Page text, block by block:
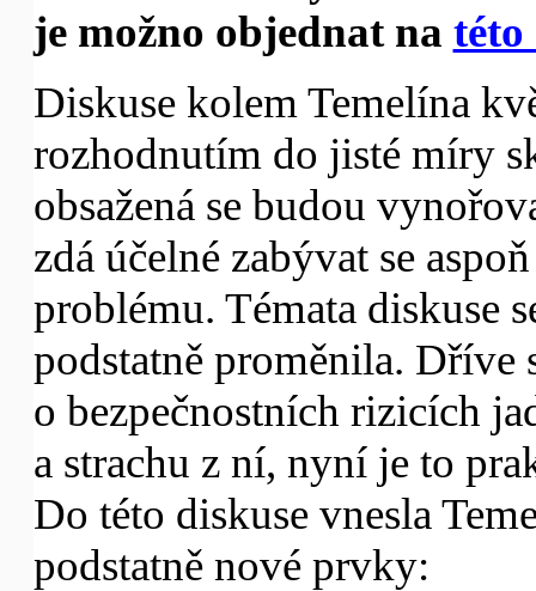
je možno objednat na této
Diskuse kolem Temelína
rozhodnutím do jisté míry
obsažená se budou
zdá účelné zabývat se
problému. Témata diskuse
podstatně proměnila. Dříve
o bezpečnostních rizicích
a strachu z ní, nyní je to
Do této diskuse vnesla
podstatně nové prvky: